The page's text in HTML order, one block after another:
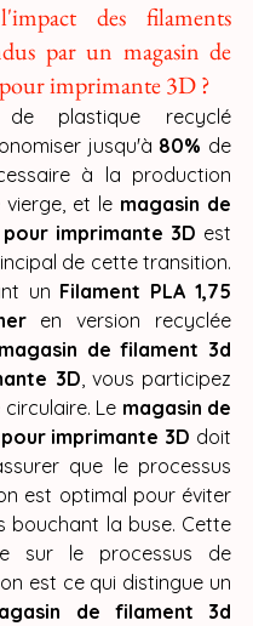
des filaments
par un magasin de
imprimante 3D ?
de plastique recyclé
jusqu'à 80% de
à la production
et le magasin de
imprimante 3D est
de cette transition.
un Filament PLA 1,75
en version recyclée
magasin de filament 3d
3D, vous participez
Le magasin de
imprimante 3D doit
que le processus
est optimal pour éviter
bouchant la buse. Cette
sur le processus de
est ce qui distingue un
de filament 3d